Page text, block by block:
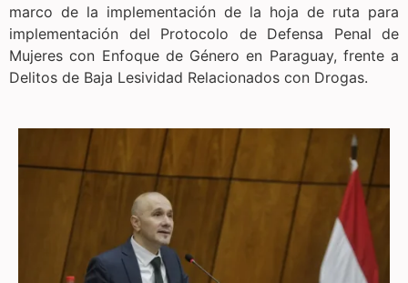
marco de la implementación de la hoja de ruta para
implementación del Protocolo de Defensa Penal de
Mujeres con Enfoque de Género en Paraguay, frente a
Delitos de Baja Lesividad Relacionados con Drogas.